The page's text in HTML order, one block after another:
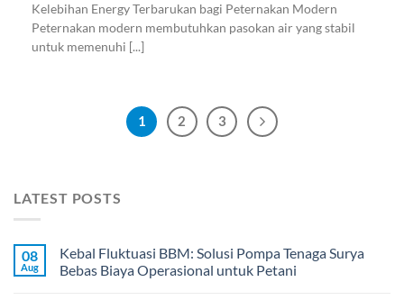
Kelebihan Energy Terbarukan bagi Peternakan Modern
Peternakan modern membutuhkan pasokan air yang stabil
untuk memenuhi [...]
1 2 3
LATEST POSTS
08
Aug
Kebal Fluktuasi BBM: Solusi Pompa Tenaga Surya
Bebas Biaya Operasional untuk Petani